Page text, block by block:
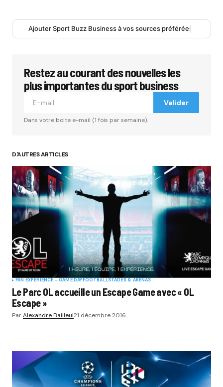
Ajouter Sport Buzz Business à vos sources préférées
Restez au courant des nouvelles les
plus importantes du sport business
Valider
Dans votre boite e-mail (1 fois par semaine).
D'AUTRES ARTICLES
FAN EXPERIENCE - GAME DAYFOOTBALLSTADES & ARENAS
Le Parc OL accueille un Escape Game avec « OL
Escape »
ParAlexandre Bailleul21 décembre 2016